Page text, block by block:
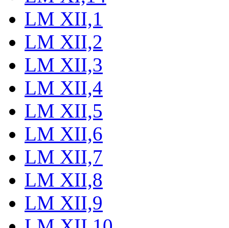
LM XII,1
LM XII,2
LM XII,3
LM XII,4
LM XII,5
LM XII,6
LM XII,7
LM XII,8
LM XII,9